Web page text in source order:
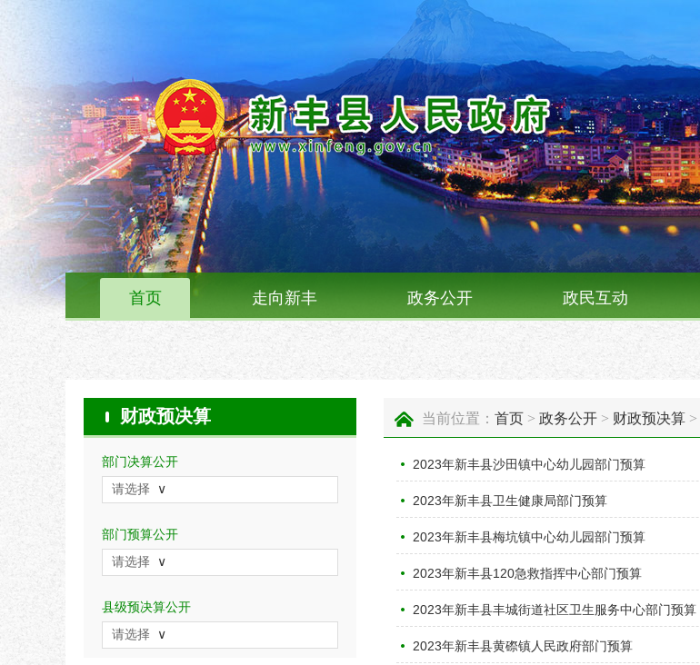
首页 走向新丰 政务公开 政民互动
财政预决算
部门决算公开
请选择
部门预算公开
请选择
县级预决算公开
请选择
当前位置： 首页 > 政务公开 > 财政预决算 >
2023年新丰县沙田镇中心幼儿园部门预算
2023年新丰县卫生健康局部门预算
2023年新丰县梅坑镇中心幼儿园部门预算
2023年新丰县120急救指挥中心部门预算
2023年新丰县丰城街道社区卫生服务中心部门预算
2023年新丰县黄磜镇人民政府部门预算